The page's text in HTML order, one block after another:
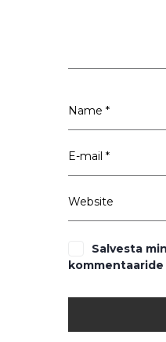
Salvesta
kommentaaride